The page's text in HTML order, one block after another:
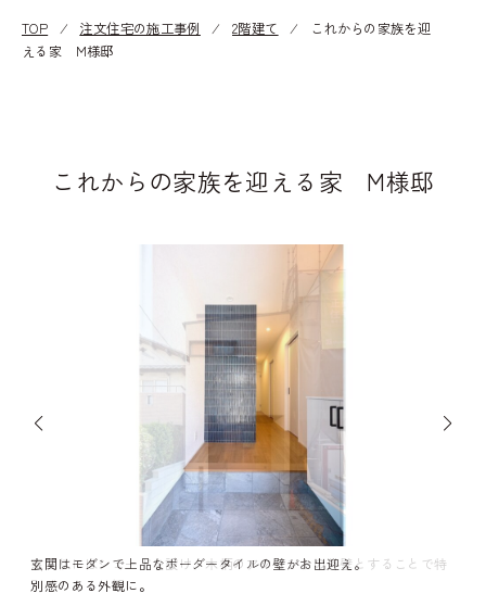
TOP ⁄ 注文住宅の施工事例 ⁄2階建て ⁄
これからの家族を迎
える家 M様邸
これからの家族を迎える家 M様邸
窓回りにはシェードを設け、木柄のアクセントの外壁とすることで特
別感のある外観に。
玄関はモダンで上品なボーダータイルの壁がお出迎え。